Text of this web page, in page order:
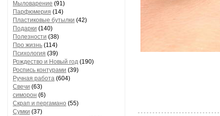
Мыловарение (91)
Парфюмерия (14)
Пластиковые бутылки (42)
Подарки (140)
Полезности (38)
Про жизнь (114)
Психология (39)
Рождество и Новый год (190)
Роспись контурами (39)
Ручная работа (604)
Свечи (63)
симорон (6)
Скрап и пергамано (55)
Сумки (37)